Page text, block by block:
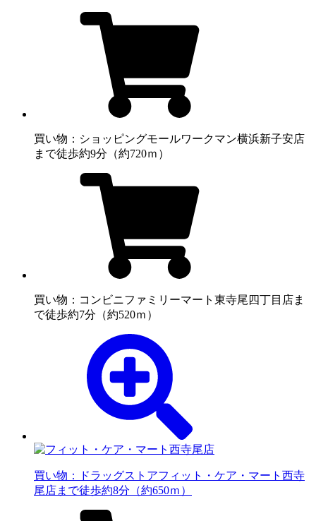
買い物：ショッピングモールワークマン横浜新子安店
まで徒歩約9分（約720ｍ）
買い物：コンビニファミリーマート東寺尾四丁目店ま
で徒歩約7分（約520ｍ）
買い物：ドラッグストアフィット・ケア・マート西寺
尾店まで徒歩約8分（約650ｍ）